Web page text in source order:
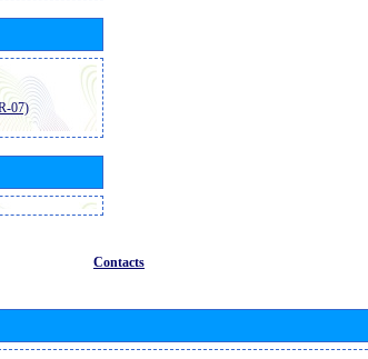
07)
Contacts